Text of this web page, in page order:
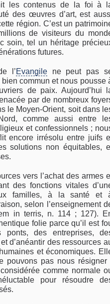
les contenus de la foi à
des œuvres d’art, est
région. C’est un
de visiteurs du
soin, tel un héritage
futures.
l’Evangilene peut pas
commun et nous pousse
de paix. Aujourd’hui
par de nombreux
le Moyen-Orient, soit dans
comme aussi entre
et confessionnels ;
encore irrésolu entre juifs
solutions non équitables,
vers l’achat des armes
des fonctions vitales
familles, à la santé et
selon l’enseignement
in terris, n. 114 ; 127).
folie parce qu’il est
des entreprises,
d’anéantir des ressources
et économiques.
pouvons pas nous résigner
comme normale
pour résoudre